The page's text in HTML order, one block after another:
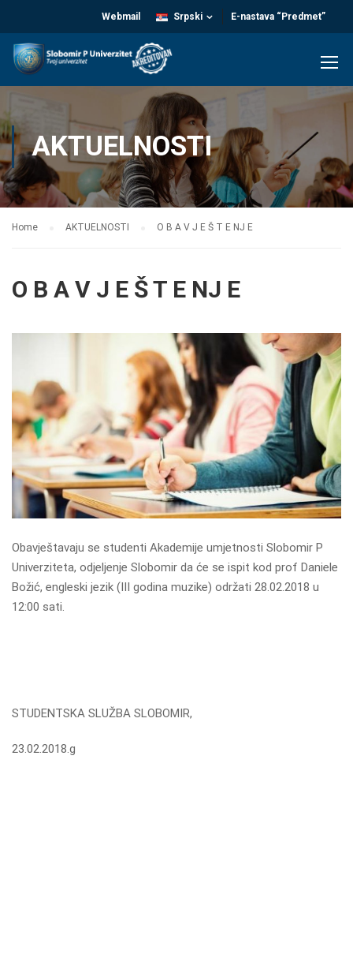
E-nastava “Predmet”
Srpski
Webmail
AKTUELNOSTI
Home AKTUELNOSTI O B A V J E Š T E NJ E
O B A V J E Š T E NJ E
Obavještavaju se studenti Akademije umjetnosti Slobomir P
Univerziteta, odjeljenje Slobomir da će se ispit kod prof Daniele
Božić, engleski jezik (III godina muzike) održati 28.02.2018 u
12:00 sati.
STUDENTSKA SLUŽBA SLOBOMIR,
23.02.2018.g